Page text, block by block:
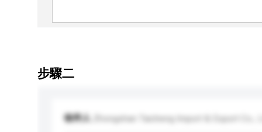
步驟二
收件人 Zhongshan Taicheng Import & Export Co.,